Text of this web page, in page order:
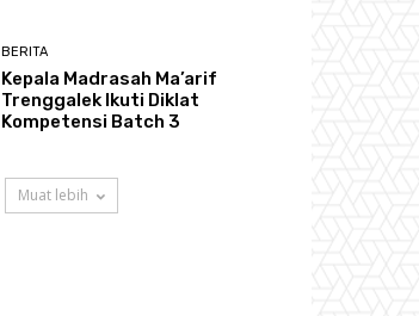
BERITA
Kepala Madrasah Ma’arif
Trenggalek Ikuti Diklat
Kompetensi Batch 3
Muat lebih